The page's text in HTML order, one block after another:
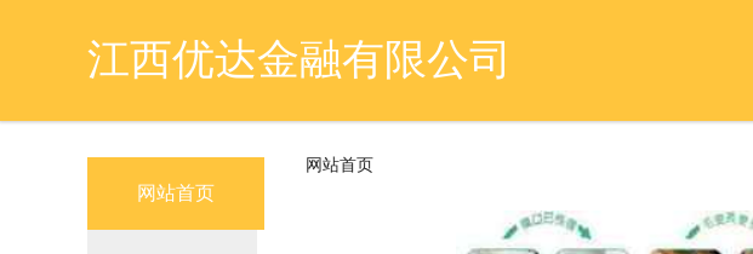
江西优达金融有限公司
网站首页
网站首页